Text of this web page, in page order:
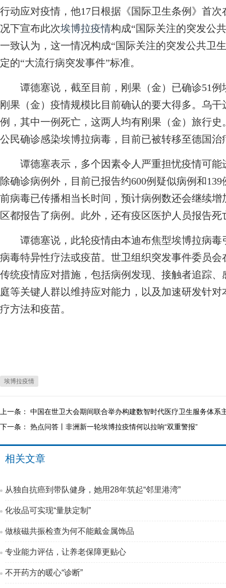
行动应对疫情，他17日根据《国际卫生条例》首
况下宣布此次埃博拉疫情构成“国际关注的突发公
一致认为，这一情况构成“国际关注的突发公共卫
定的“大流行病突发事件”标准。
谭德塞说，截至目前，刚果（金）已确诊51例
刚果（金）疫情规模比目前确认的要大得多。乌
例，其中一例死亡，这两人均有刚果（金）旅行
公民确诊感染埃博拉病毒，目前已被转移至德国治
谭德塞表示，多个因素令人严重担忧疫情可能
除确诊病例外，目前已报告约600例疑似病例和
前病毒已传播相当长时间，预计病例数还会继续
区都报告了病例。此外，还有疫区医护人员报告死
谭德塞说，此轮疫情由本迪布焦型埃博拉病毒
病毒特异性疗法或疫苗。世卫组织突发事件委员
传统疫情应对措施，包括病例发现、接触者追踪
庭等关键人群以维持应对能力，以及加速研发针
疗方法和疫苗。
埃博拉疫情
上一条： 中国在世卫大会期间联合举办构建数智时代医疗卫生服务体系
下一条： 热点问答丨非洲新一轮埃博拉疫情何以拉响“双重警报”
相关文章
从独自抗癌到带队健身，她用28年筑起“邻里港湾”
化妆品可实现“量肤定制”
做核磁共振检查为何不能戴金属饰品
专业能力评估，让养老保障更贴心
不开药方的暖心“诊断”